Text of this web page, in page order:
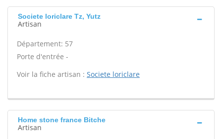
Societe loriclare Tz, Yutz
Artisan
Département: 57
Porte d'entrée -
Voir la fiche artisan : Societe loriclare
Home stone france Bitche
Artisan